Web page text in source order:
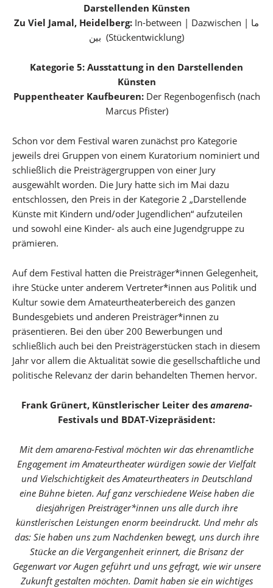
Darstellenden Künsten
Zu Viel Jamal, Heidelberg: In-between | Dazwischen | ما
بین (Stückentwicklung)
Kategorie 5: Ausstattung in den Darstellenden
Künsten
Puppentheater Kaufbeuren: Der Regenbogenfisch (nach
Marcus Pfister)
Schon vor dem Festival waren zunächst pro Kategorie
jeweils drei Gruppen von einem Kuratorium nominiert und
schließlich die Preisträgergruppen von einer Jury
ausgewählt worden. Die Jury hatte sich im Mai dazu
entschlossen, den Preis in der Kategorie 2 „Darstellende
Künste mit Kindern und/oder Jugendlichen“ aufzuteilen
und sowohl eine Kinder- als auch eine Jugendgruppe zu
prämieren.
Auf dem Festival hatten die Preisträger*innen Gelegenheit,
ihre Stücke unter anderem Vertreter*innen aus Politik und
Kultur sowie dem Amateurtheaterbereich des ganzen
Bundesgebiets und anderen Preisträger*innen zu
präsentieren. Bei den über 200 Bewerbungen und
schließlich auch bei den Preisträgerstücken stach in diesem
Jahr vor allem die Aktualität sowie die gesellschaftliche und
politische Relevanz der darin behandelten Themen hervor.
Frank Grünert, Künstlerischer Leiter des amarena-
Festivals und BDAT-Vizepräsident:
Mit dem amarena-Festival möchten wir das ehrenamtliche
Engagement im Amateurtheater würdigen sowie der Vielfalt
und Vielschichtigkeit des Amateurtheaters in Deutschland
eine Bühne bieten. Auf ganz verschiedene Weise haben die
diesjährigen Preisträger*innen uns alle durch ihre
künstlerischen Leistungen enorm beeindruckt. Und mehr als
das: Sie haben uns zum Nachdenken bewegt, uns durch ihre
Stücke an die Vergangenheit erinnert, die Brisanz der
Gegenwart vor Augen geführt und uns gefragt, wie wir unsere
Zukunft gestalten möchten. Damit haben sie ein wichtiges